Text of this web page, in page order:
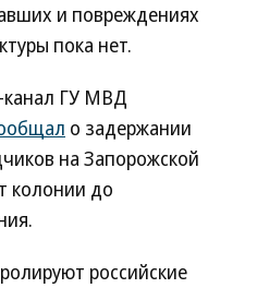
и повреждениях
пока нет.
канал ГУ МВД
о задержании
на Запорожской
колонии до
российские